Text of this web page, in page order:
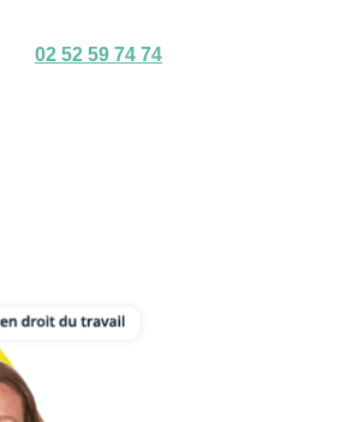
02 52 59 74 74